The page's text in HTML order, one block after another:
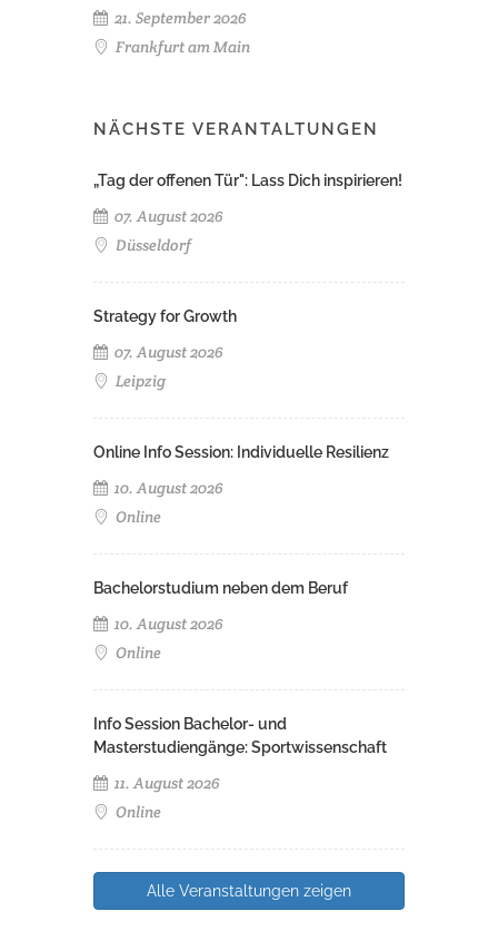
21. September 2026
Frankfurt am Main
NÄCHSTE VERANTALTUNGEN
„Tag der offenen Tür": Lass Dich inspirieren!
07. August 2026
Düsseldorf
Strategy for Growth
07. August 2026
Leipzig
Online Info Session: Individuelle Resilienz
10. August 2026
Online
Bachelorstudium neben dem Beruf
10. August 2026
Online
Info Session Bachelor- und
Masterstudiengänge: Sportwissenschaft
11. August 2026
Online
Alle Veranstaltungen zeigen